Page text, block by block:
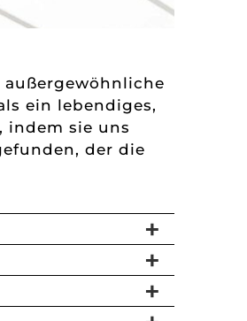
ein lebendiges,
indem sie uns
der die